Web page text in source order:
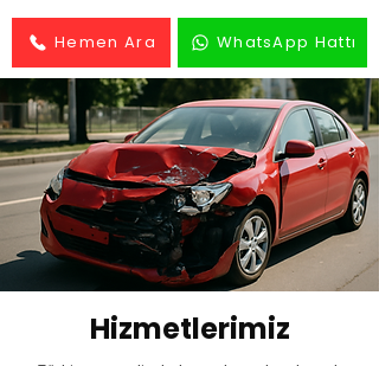
Hemen Ara WhatsApp Hattı
Hizmetlerimiz